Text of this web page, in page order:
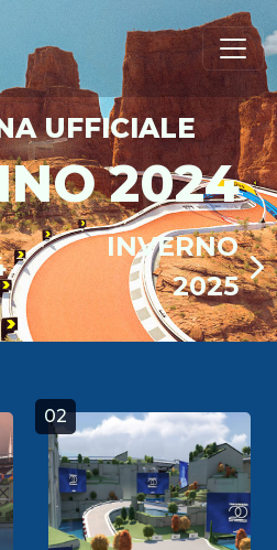
UFFICIALE
2024
INVERNO
2025
02